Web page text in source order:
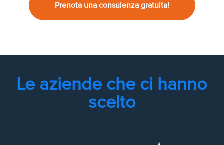
Prenota una consulenza gratuita!
Le aziende che ci hanno
scelto